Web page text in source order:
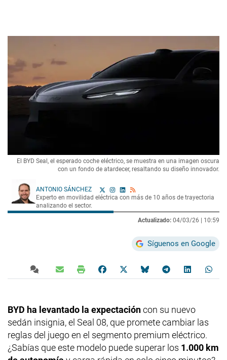
El BYD Seal, el esperado coche eléctrico, se muestra en una imagen oscura
con un fondo de atardecer, resaltando su diseño innovador.
ANTONIO SÁNCHEZ
Experto en movilidad eléctrica con más de 10 años de trayectoria
analizando el sector.
Actualizado: 04/03/26 | 10:59
Síguenos en Google
BYD ha levantado la expectacióncon su nuevo
sedán insignia, el Seal 08, que promete cambiar las
reglas del juego en el segmento premium eléctrico.
¿Sabías que este modelo puede superar los 1.000 km